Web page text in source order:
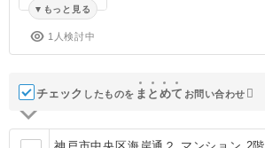
もっと見る
1人検討中
チェック したものを ま と めて お問い合わせ